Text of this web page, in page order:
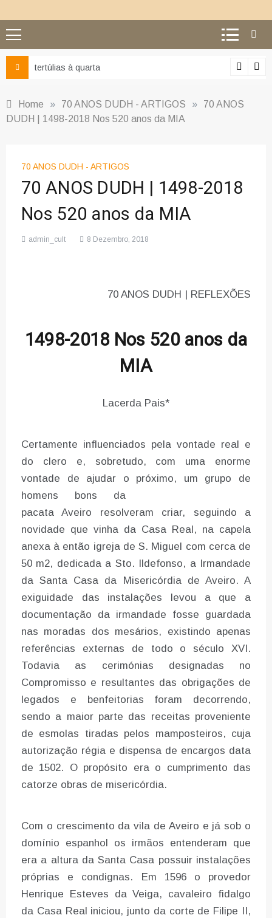
Ciência e religião: como superar o equívoco do conflito
Home » 70 ANOS DUDH - ARTIGOS »
70 ANOS
DUDH | 1498-2018 Nos 520 anos da MIA
70 ANOS DUDH - ARTIGOS
70 ANOS DUDH | 1498-2018
Nos 520 anos da MIA
admin_cult 8 Dezembro, 2018
70 ANOS DUDH | REFLEXÕES
1498-2018 Nos 520 anos da
MIA
Lacerda Pais*
Certamente influenciados pela vontade real e
do clero e, sobretudo, com uma enorme
vontade de ajudar o próximo, um grupo de
homens bons da
pacata Aveiro resolveram criar, seguindo a
novidade que vinha da Casa Real, na capela
anexa à então igreja de S. Miguel com cerca de
50 m2, dedicada a Sto. Ildefonso, a Irmandade
da Santa Casa da Misericórdia de Aveiro. A
exiguidade das instalações levou a que a
documentação da irmandade fosse guardada
nas moradas dos mesários, existindo apenas
referências externas de todo o século XVI.
Todavia as cerimónias designadas no
Compromisso e resultantes das obrigações de
legados e benfeitorias foram decorrendo,
sendo a maior parte das receitas proveniente
de esmolas tiradas pelos mamposteiros, cuja
autorização régia e dispensa de encargos data
de 1502. O propósito era o cumprimento das
catorze obras de misericórdia.
Com o crescimento da vila de Aveiro e já sob o
domínio espanhol os irmãos entenderam que
era a altura da Santa Casa possuir instalações
próprias e condignas. Em 1596 o provedor
Henrique Esteves da Veiga, cavaleiro fidalgo
da Casa Real iniciou, junto da corte de Filipe II,